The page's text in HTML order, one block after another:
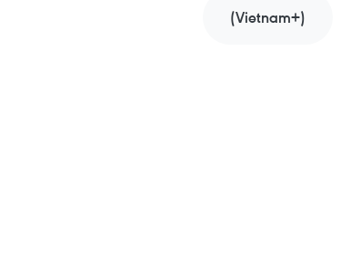
(Vietnam+)